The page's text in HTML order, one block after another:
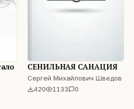
СЕНИЛЬНАЯ САНАЦИЯ
Сергей Михайлович Шведов
420
1133 0